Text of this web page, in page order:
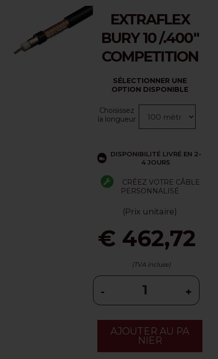
EXTRAFLEX
BURY 10 /.400"
COMPETITION
SÉLECTIONNER UNE
OPTION DISPONIBLE
Choisissez
la longueur
DISPONIBILITÉ LIVRÉ EN 2-
4 JOURS
CRÉEZ VOTRE CÂBLE
PERSONNALISÉ
(Prix unitaire)
€ 462,72
(TVA incluse)
- +
AJOUTER AU PA
NIER